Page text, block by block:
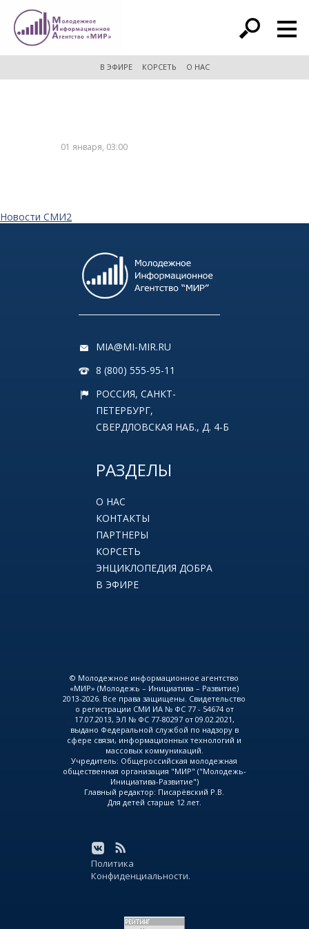
расширенный поиск
В ЭФИРЕ КОРСЕТЬ О НАС
01 января, 03:00
Новости СМИ2
MIA@MI-MIR.RU
8 (800) 555-95-11
РОССИЯ, САНКТ-
ПЕТЕРБУРГ,
СВЕРДЛОВСКАЯ НАБ., Д. 4-Б
РАЗДЕЛЫ
О НАС
КОНТАКТЫ
ПАРТНЕРЫ
КОРСЕТЬ
ЭНЦИКЛОПЕДИЯ ДОБРА
В ЭФИРЕ
© Молодежное информационное агентство
«МИР» (Молодежь – Инициатива – Развитие)
2013-2026. Все права защищены. Свидетельство
о регистрации СМИ ИА № ФС 77 - 54674 от
17.07.2013, ЭЛ № ФС 77-80297 от 09.02.2021,
выдано Федеральной службой по надзору в
сфере связи, информационных технологий и
массовых коммуникаций.
Учредитель: Общероссийская молодежная
общественная организация "МИР" ("Молодежь-
Инициатива-Развитие")
Главный редактор: Писарёвский Р.В.
Для детей старше 12 лет.
Политика
Конфиденциальности.